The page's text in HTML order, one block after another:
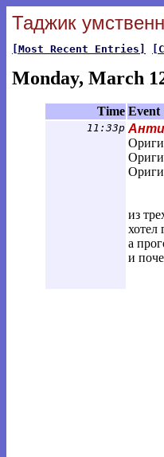
Таджик
[Most Recent Entries]
Monday, March
Time Event
11:33p
из
хотел
а
и